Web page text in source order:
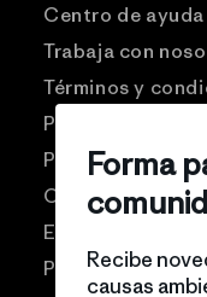
Centro de ayuda
Trabaja con
Términos y
Patagonia USA
Preguntas
Comunidad Pro
Eventos
Politicas de
Forma
Recibe
causas